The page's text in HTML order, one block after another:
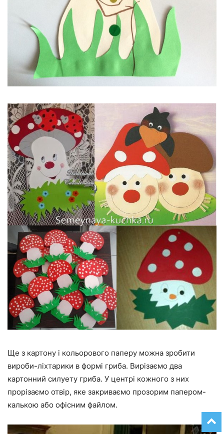
Ще з картону і кольорового паперу можна зробити
вироби-ліхтарики в формі гриба. Вирізаємо два
картонний силуету гриба. У центрі кожного з них
прорізаємо отвір, яке закриваємо прозорим папером-
калькою або офісним файлом.